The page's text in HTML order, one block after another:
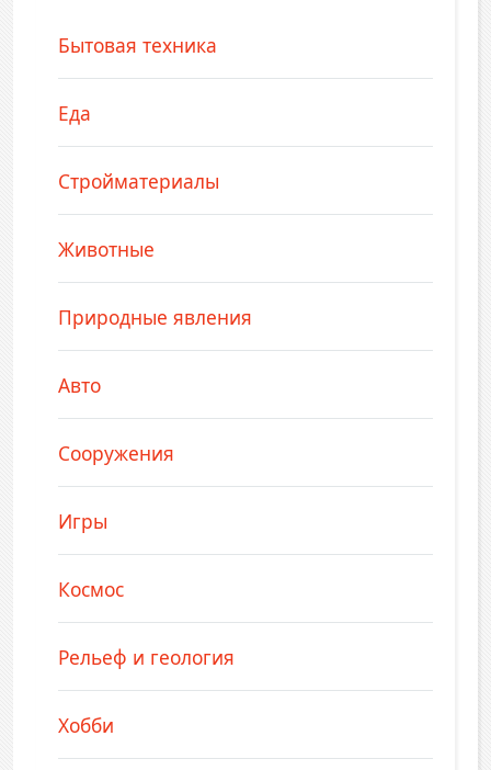
Бытовая техника
Еда
Стройматериалы
Животные
Природные явления
Авто
Сооружения
Игры
Космос
Рельеф и геология
Хобби